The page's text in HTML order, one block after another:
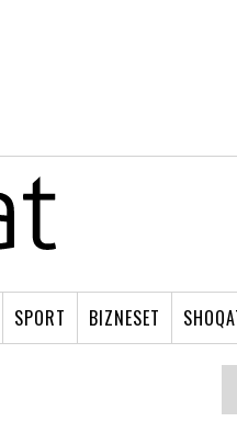
SPORT BIZNESET